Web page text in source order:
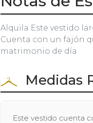
Alquila Este vestido
Cuenta con un fajón
matrimonio de día
Medidas
Este vestido cuenta